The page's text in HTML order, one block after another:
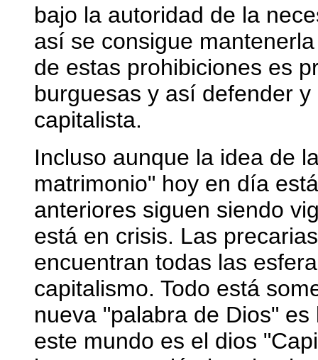
bajo la autoridad de la
así se consigue
de estas prohibiciones es
burguesas y así defender
capitalista.
Incluso aunque la idea de
matrimonio" hoy en día
anteriores siguen siendo
está en crisis. Las
encuentran todas las
capitalismo. Todo está
nueva "palabra de Dios"
este mundo es el dios